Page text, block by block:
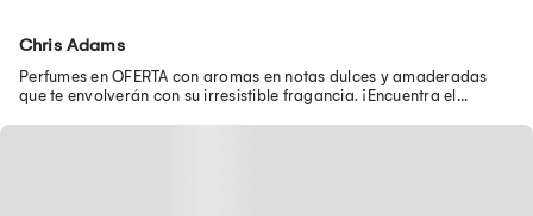
Chris Adams
Perfumes en OFERTA con aromas en notas dulces y amaderadas
que te envolverán con su irresistible fragancia. ¡Encuentra el